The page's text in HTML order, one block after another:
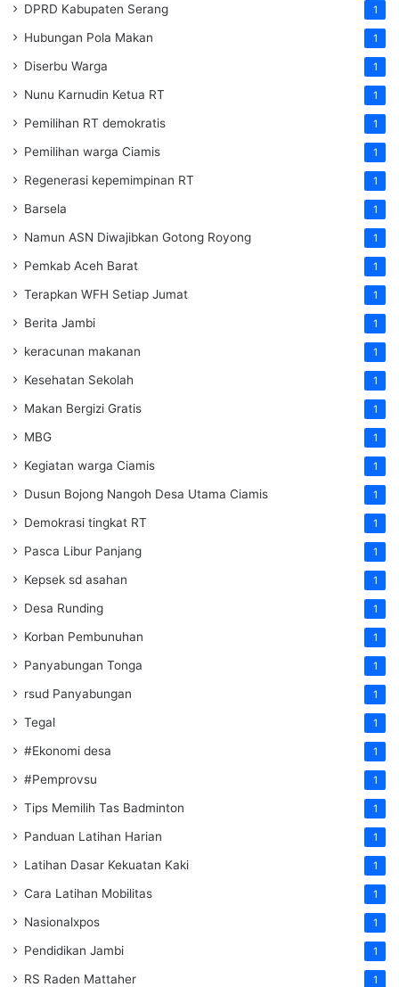
DPRD Kabupaten Serang 1
Hubungan Pola Makan 1
Diserbu Warga 1
Nunu Karnudin Ketua RT 1
Pemilihan RT demokratis 1
Pemilihan warga Ciamis 1
Regenerasi kepemimpinan RT 1
Barsela 1
Namun ASN Diwajibkan Gotong Royong 1
Pemkab Aceh Barat 1
Terapkan WFH Setiap Jumat 1
Berita Jambi 1
keracunan makanan 1
Kesehatan Sekolah 1
Makan Bergizi Gratis 1
MBG 1
Kegiatan warga Ciamis 1
Dusun Bojong Nangoh Desa Utama Ciamis 1
Demokrasi tingkat RT 1
Pasca Libur Panjang 1
Kepsek sd asahan 1
Desa Runding 1
Korban Pembunuhan 1
Panyabungan Tonga 1
rsud Panyabungan 1
Tegal 1
#Ekonomi desa 1
#Pemprovsu 1
Tips Memilih Tas Badminton 1
Panduan Latihan Harian 1
Latihan Dasar Kekuatan Kaki 1
Cara Latihan Mobilitas 1
Nasionalxpos 1
Pendidikan Jambi 1
RS Raden Mattaher 1